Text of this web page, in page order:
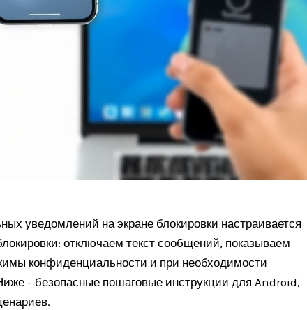
уведомлений на экране блокировки настраивается
отключаем текст сообщений, показываем
конфиденциальности и при необходимости
- безопасные пошаговые инструкции для Android,